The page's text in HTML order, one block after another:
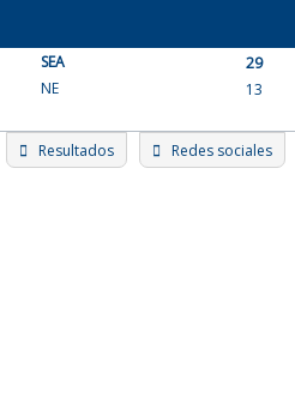
content
SEA
29
NE
13
Resultados Redes sociales